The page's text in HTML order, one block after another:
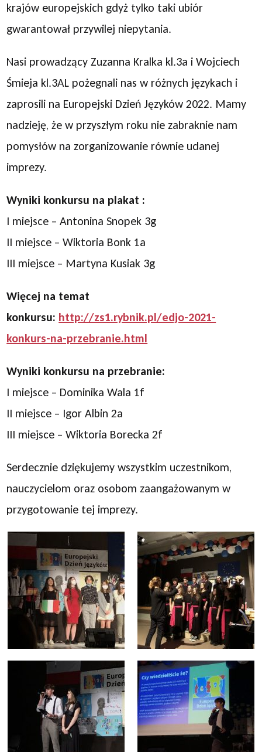
krajów europejskich gdyż tylko taki ubiór
gwarantował przywilej niepytania.
Nasi prowadzący Zuzanna Kralka kl.3a i Wojciech
Śmieja kl.3AL pożegnali nas w różnych językach i
zaprosili na Europejski Dzień Języków 2022. Mamy
nadzieję, że w przyszłym roku nie zabraknie nam
pomysłów na zorganizowanie równie udanej
imprezy.
Wyniki konkursu na plakat :
I miejsce – Antonina Snopek 3g
II miejsce – Wiktoria Bonk 1a
III miejsce – Martyna Kusiak 3g
Więcej na temat
konkursu: http://zs1.rybnik.pl/edjo-2021-
konkurs-na-przebranie.html
Wyniki konkursu na przebranie:
I miejsce – Dominika Wala 1f
II miejsce – Igor Albin 2a
III miejsce – Wiktoria Borecka 2f
Serdecznie dziękujemy wszystkim uczestnikom,
nauczycielom oraz osobom zaangażowanym w
przygotowanie tej imprezy.